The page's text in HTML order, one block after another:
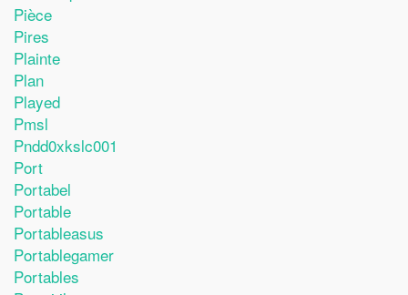
Pièce
Pires
Plainte
Plan
Played
Pmsl
Pndd0xkslc001
Port
Portabel
Portable
Portableasus
Portablegamer
Portables